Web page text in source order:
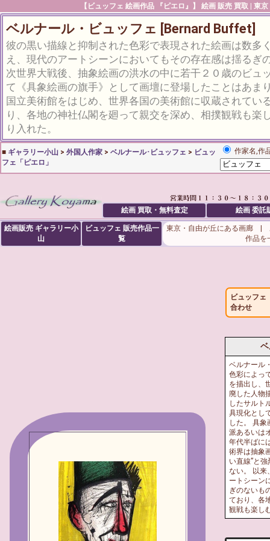
【ビュッフェ 絵画作品 『ピエロ』】 絵画 販売 買取 | 東
ベルナール・ビュッフェ [Bernard Buffet]
彼の黒い描線と抑制された色彩で表現された絵画は数多
え、現代のアートシーンにおいてもその存在感は揺るぎ
次世界大戦後、抽象絵画の洪水の中に若干２０歳のビュ
て《具象絵画の旗手》として画壇に登場したことはあま
国立美術館をはじめ、世界各国の美術館に収蔵されてい
り、各地の神社仏閣を廻って親交を深め、相撲観戦も楽
り入れた。
■ ギャラリー小山 > 外国人作家 > ベルナール･ビュッフェ > ビュッ
フェ「ピエロ」
作家名,作
絵画 買取・無料査定 絵画 委託
絵画販売 ギャラリー小
山
ビュッフェ 販売作品一
覧
東京・自由が丘にある画廊 |
作品を
ビュッフェ
合わせ
ベルナール
色彩によっ
を描出し、
廃した人物
したサルト
具現化とし
した。 具
派あるいは
年代半ばに
術界は抽象
い直線”と
ない。 以来
ートシーン
ぎのないも
ており、各
観戦も楽し